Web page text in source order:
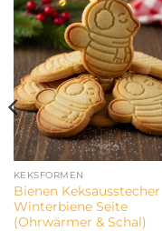
KEKSFORMEN
Bienen Keksausstecher
Winterbiene Seite
(Ohrwärmer & Schal)